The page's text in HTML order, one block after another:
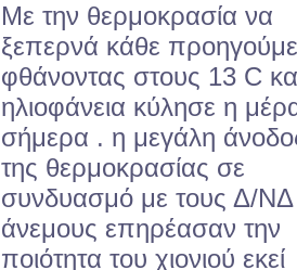
Με την θερμοκρασία να
ξεπερνά κάθε
φθάνοντας στους 13 C
ηλιοφάνεια κύλησε η
σήμερα . η μεγάλη
της θερμοκρασίας σε
συνδυασμό με τους Δ/ΝΔ
άνεμους επηρέασαν την
ποιότητα του χιονιού εκεί